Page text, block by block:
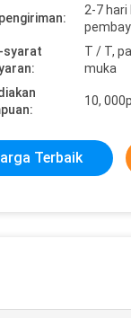
2-7
syarat
T / T,
muka
10,
Terbaik